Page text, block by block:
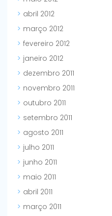
abril 2012
março 2012
fevereiro 2012
janeiro 2012
dezembro 2011
novembro 2011
outubro 2011
setembro 2011
agosto 2011
julho 2011
junho 2011
maio 2011
abril 2011
março 2011